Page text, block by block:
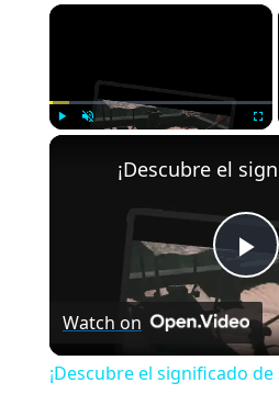
×
Watch on
¡Descubre el significado